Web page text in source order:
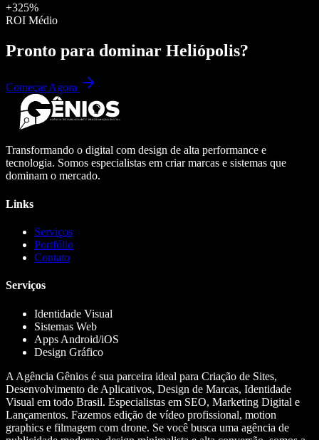
+325%
ROI Médio
Pronto para dominar Heliópolis?
Começar Agora
Transformando o digital com design de alta performance e
tecnologia. Somos especialistas em criar marcas e sistemas que
dominam o mercado.
Links
Serviços
Portfólio
Contato
Serviços
Identidade Visual
Sistemas Web
Apps Android/iOS
Design Gráfico
A Agência Gênios é sua parceira ideal para Criação de Sites,
Desenvolvimento de Aplicativos, Design de Marcas, Identidade
Visual em todo Brasil. Especialistas em SEO, Marketing Digital e
Lançamentos. Fazemos edição de vídeo profissional, motion
graphics e filmagem com drone. Se você busca uma agência de